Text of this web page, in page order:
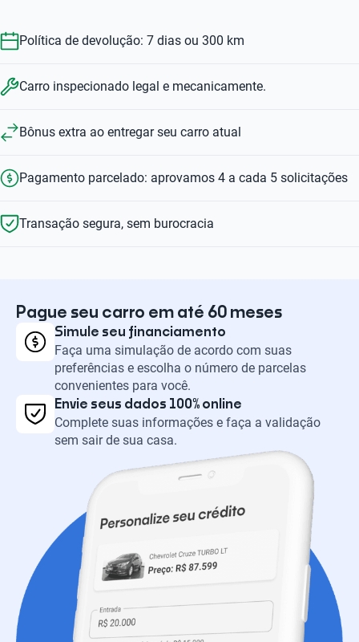
Política de devolução: 7 dias ou 300 km
Carro inspecionado legal e mecanicamente.
Bônus extra ao entregar seu carro atual
Pagamento parcelado: aprovamos 4 a cada 5 solicitações
Transação segura, sem burocracia
Pague seu carro em até 60 meses
Simule seu financiamento
Faça uma simulação de acordo com suas
preferências e escolha o número de parcelas
convenientes para você.
Envie seus dados 100% online
Complete suas informações e faça a validação
sem sair de sua casa.